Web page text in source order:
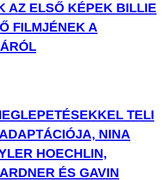
AZ ELSŐ KÉPEK BILLIE
FILMJÉNEK A
TELI
NINA
HOECHLIN,
ÉS GAVIN